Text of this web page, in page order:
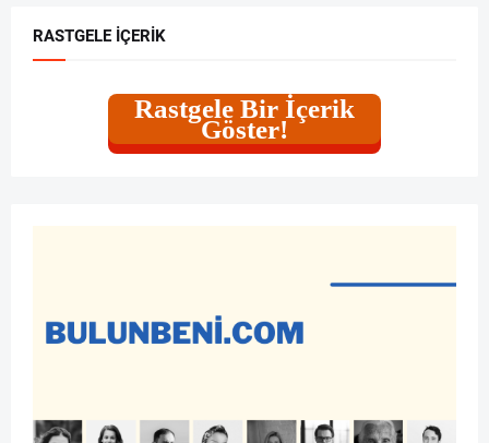
RASTGELE İÇERIK
Rastgele Bir İçerik
Göster!